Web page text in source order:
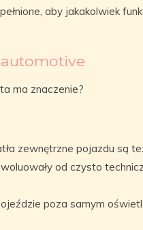
aby jakakolwiek
ma znaczenie?
zewnętrzne pojazdu są
od czysto
poza samym